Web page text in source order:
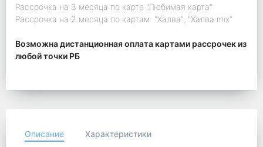
Рассрочка на 3 месяца по карте "Любимая карта"
Рассрочка на 2 месяца по картам: "Халва", "Халва mix"
Возможна дистанционная оплата картами рассрочек из
любой точки РБ
Описание Характеристики